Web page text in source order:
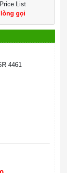
List
gọi
4461